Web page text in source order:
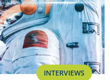
INTERVIEWS